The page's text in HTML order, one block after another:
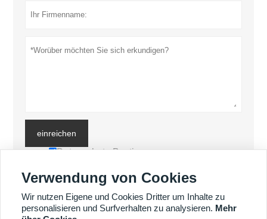
einreichen
Datenschutz-Bestimmungen
MEHR PRODUKTE
Verwendung von Cookies
Wir nutzen Eigene und Cookies Dritter um Inhalte zu
personalisieren und Surfverhalten zu analysieren. Mehr